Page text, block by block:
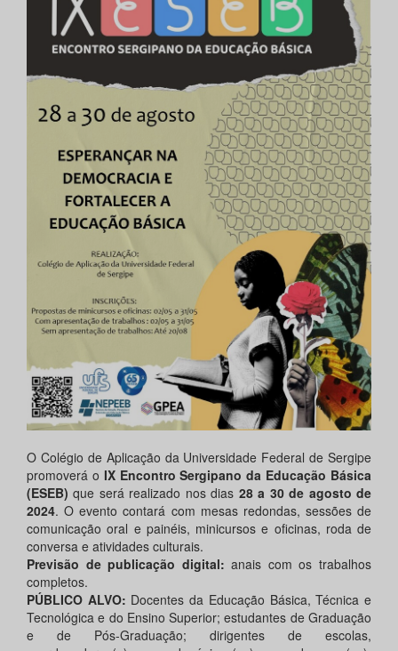
O Colégio de Aplicação da Universidade Federal de Sergipe
promoverá o IX Encontro Sergipano da Educação Básica
(ESEB) que será realizado nos dias 28 a 30 de agosto de
2024. O evento contará com mesas redondas, sessões de
comunicação oral e painéis, minicursos e oficinas, roda de
conversa e atividades culturais.
Previsão de publicação digital: anais com os trabalhos
completos.
PÚBLICO ALVO: Docentes da Educação Básica, Técnica e
Tecnológica e do Ensino Superior; estudantes de Graduação
e de Pós-Graduação; dirigentes de escolas,